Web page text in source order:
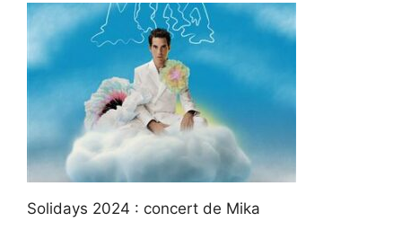
Solidays 2024 : concert de Mika